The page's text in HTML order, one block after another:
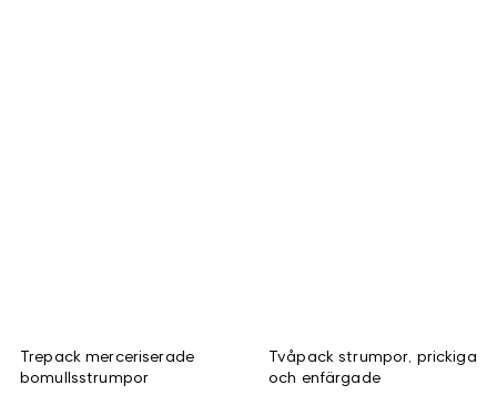
Trepack merceriserade
bomullsstrumpor
Tvåpack strumpor, prickiga
och enfärgade